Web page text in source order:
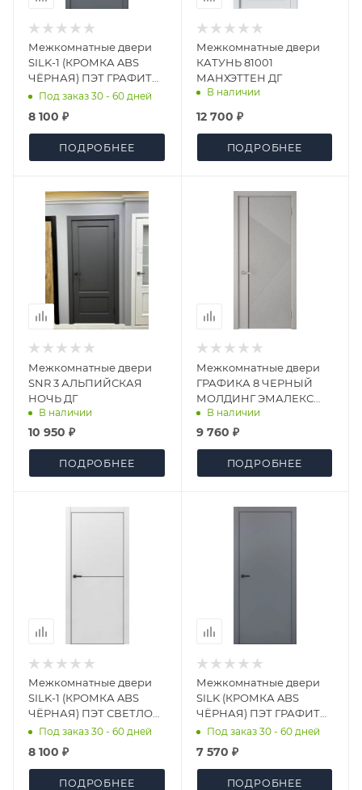
Межкомнатные двери
SILK-1 (КРОМКА ABS
ЧЁРНАЯ) ПЭТ ГРАФИТ
(АНАЛОГ RAL 7012) ДГ
Под заказ 30 - 60 дней
8 100 ₽
ПОДРОБНЕЕ
Межкомнатные двери
КАТУНЬ 81001
МАНХЭТТЕН ДГ
В наличии
12 700 ₽
ПОДРОБНЕЕ
Межкомнатные двери
SNR 3 АЛЬПИЙСКАЯ
НОЧЬ ДГ
В наличии
10 950 ₽
ПОДРОБНЕЕ
Межкомнатные двери
ГРАФИКА 8 ЧЕРНЫЙ
МОЛДИНГ ЭМАЛЕКС
СЕРЫЙ 66 ДГ
В наличии
9 760 ₽
ПОДРОБНЕЕ
Межкомнатные двери
SILK-1 (КРОМКА ABS
ЧЁРНАЯ) ПЭТ СВЕТЛО
СЕРЫЙ МАТОВЫЙ
Под заказ 30 - 60 дней
8 100 ₽
ПОДРОБНЕЕ
Межкомнатные двери
SILK (КРОМКА ABS
ЧЁРНАЯ) ПЭТ ГРАФИТ
(АНАЛОГ RAL 7012) ДГ
Под заказ 30 - 60 дней
7 570 ₽
ПОДРОБНЕЕ